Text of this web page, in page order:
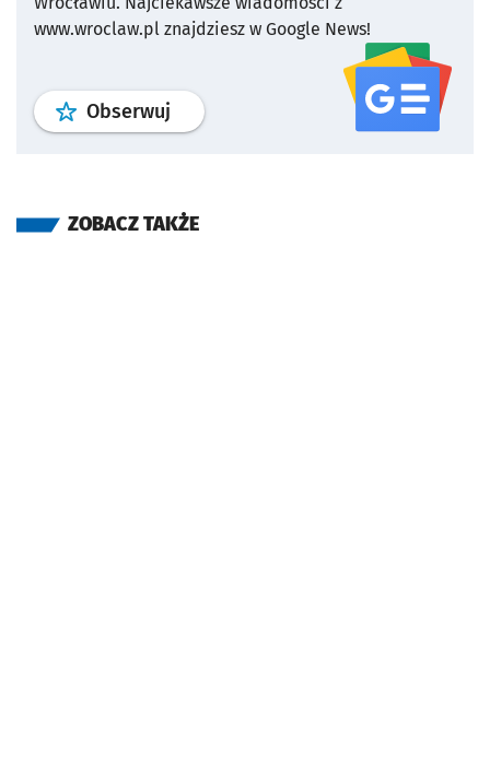
www.wroclaw.pl znajdziesz w Google News!
Obserwuj profil serwisu
ZOBACZ TAKŻE